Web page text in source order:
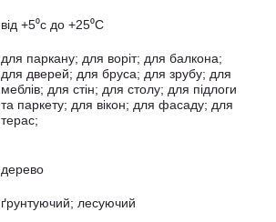
від +5⁰c до +25⁰C
для паркану; для воріт; для балкона;
для дверей; для бруса; для зрубу; для
меблів; для стін; для столу; для підлоги
та паркету; для вікон; для фасаду; для
терас;
дерево
ґрунтуючий; лесуючий